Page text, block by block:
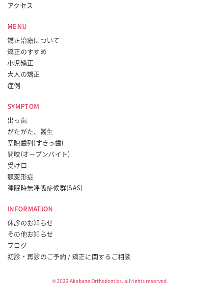
アクセス
MENU
矯正治療について
矯正のすすめ
小児矯正
大人の矯正
症例
SYMPTOM
出っ歯
がたがた、叢生
空隙歯列(すきっ歯)
開咬(オープンバイト)
受け口
顎変形症
睡眠時無呼吸症候群(SAS)
INFORMATION
休診のお知らせ
その他お知らせ
ブログ
初診・再診のご予約 / 矯正に関するご相談
© 2022 Akabane Orthodontics. all rights reserved.